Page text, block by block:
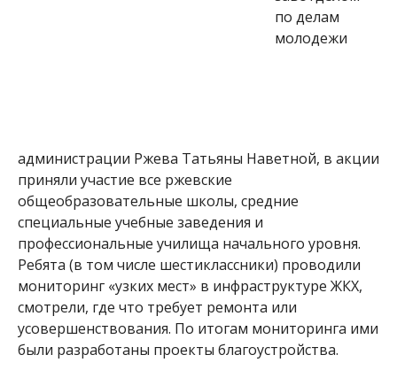
по делам
молодежи
администрации Ржева Татьяны Наветной, в акции
приняли участие все ржевские
общеобразовательные школы, средние
специальные учебные заведения и
профессиональные училища начального уровня.
Ребята (в том числе шестиклассники) проводили
мониторинг «узких мест» в инфраструктуре ЖКХ,
смотрели, где что требует ремонта или
усовершенствования. По итогам мониторинга ими
были разработаны проекты благоустройства.